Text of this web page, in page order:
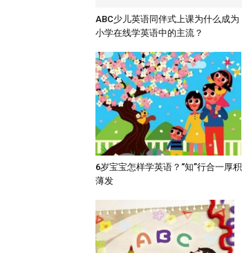
ABC少儿英语同伴式上课为什么成为
小学在线学英语中的主流？
6岁宝宝怎样学英语？“知”行合一厚积
薄发